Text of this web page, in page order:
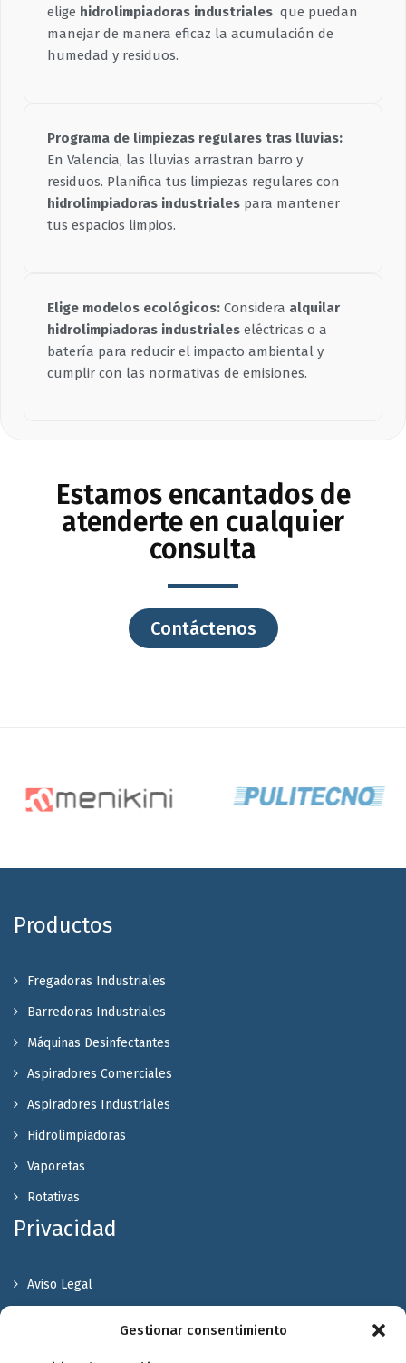
Gestionar consentimiento
elige hidrolimpiadoras industriales que puedan
manejar de manera eficaz la acumulación de
humedad y residuos.
Programa de limpiezas regulares tras lluvias:
En Valencia, las lluvias arrastran barro y
residuos. Planifica tus limpiezas regulares con
hidrolimpiadoras industriales para mantener
tus espacios limpios.
Elige modelos ecológicos: Considera alquilar
hidrolimpiadoras industriales eléctricas o a
batería para reducir el impacto ambiental y
cumplir con las normativas de emisiones.
Estamos encantados de
atenderte en cualquier
consulta
Contáctenos
Productos
Fregadoras Industriales
Barredoras Industriales
Máquinas Desinfectantes
Aspiradores Comerciales
Aspiradores Industriales
Hidrolimpiadoras
Vaporetas
Rotativas
Privacidad
Aviso Legal